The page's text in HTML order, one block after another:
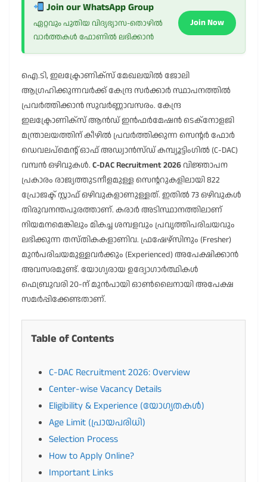
Join our WhatsApp Group
ഏറ്റവും പുതിയ വിദ്യഭ്യാസ-തൊഴിൽ
വാർത്തകൾ ഫോണിൽ ലഭിക്കാൻ
Join Now
ഐ.ടി, ഇലക്ട്രോണിക്സ് മേഖലയിൽ ജോലി
ആഗ്രഹിക്കുന്നവർക്ക് കേന്ദ്ര സർക്കാർ സ്ഥാപനത്തിൽ
പ്രവർത്തിക്കാൻ സുവർണ്ണാവസരം. കേന്ദ്ര
ഇലക്ട്രോണിക്സ് ആൻഡ് ഇൻഫർമേഷൻ ടെക്നോളജി
മന്ത്രാലയത്തിന് കീഴിൽ പ്രവർത്തിക്കുന്ന സെന്റർ ഫോർ
ഡെവലപ്‌മെന്റ് ഓഫ് അഡ്വാൻസ്ഡ് കമ്പ്യൂട്ടിംഗിൽ (C-DAC)
വമ്പൻ ഒഴിവുകൾ. C-DAC Recruitment 2026 വിജ്ഞാപന
പ്രകാരം രാജ്യത്തുടനീളമുള്ള സെന്ററുകളിലായി 822
പ്രോജക്ട് സ്റ്റാഫ് ഒഴിവുകളാണുള്ളത്. ഇതിൽ 73 ഒഴിവുകൾ
തിരുവനന്തപുരത്താണ്. കരാർ അടിസ്ഥാനത്തിലാണ്
നിയമനമെങ്കിലും മികച്ച ശമ്പളവും പ്രവൃത്തിപരിചയവും
ലഭിക്കുന്ന തസ്തികകളാണിവ. ഫ്രഷേഴ്സിനും (Fresher)
മുൻപരിചയമുള്ളവർക്കും (Experienced) അപേക്ഷിക്കാൻ
അവസരമുണ്ട്. യോഗ്യരായ ഉദ്യോഗാർത്ഥികൾ
ഫെബ്രുവരി 20-ന് മുൻപായി ഓൺലൈനായി അപേക്ഷ
സമർപ്പിക്കേണ്ടതാണ്.
Table of Contents
C-DAC Recruitment 2026: Overview
Center-wise Vacancy Details
Eligibility & Experience (യോഗ്യതകൾ)
Age Limit (പ്രായപരിധി)
Selection Process
How to Apply Online?
Important Links